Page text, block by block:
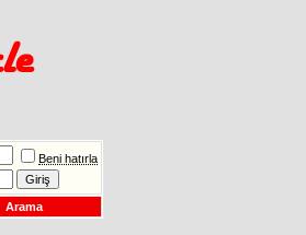
Beni hatırla
Arama